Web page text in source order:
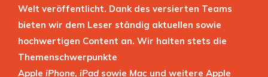
Welt veröffentlicht. Dank des versierten Teams
bieten wir dem Leser ständig aktuellen sowie
hochwertigen Content an. Wir halten stets die
Themenschwerpunkte
Apple iPhone, iPad sowie Mac und weitere Apple